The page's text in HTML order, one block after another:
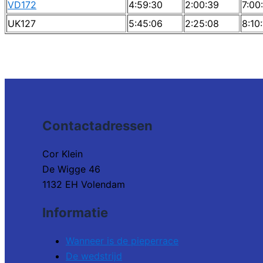
VD172
4:59:30 2:00:39
UK127
5:45:06 2:25:08
Contactadressen
Cor Klein
De Wigge 46
1132 EH Volendam
Informatie
Wanneer is de pieperrace
De wedstrijd